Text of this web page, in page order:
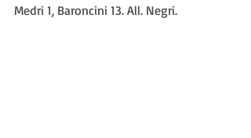
Medri 1, Baroncini 13. All. Negri.